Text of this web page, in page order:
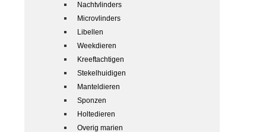
Nachtvlinders
Microvlinders
Libellen
Weekdieren
Kreeftachtigen
Stekelhuidigen
Manteldieren
Sponzen
Holtedieren
Overig marien